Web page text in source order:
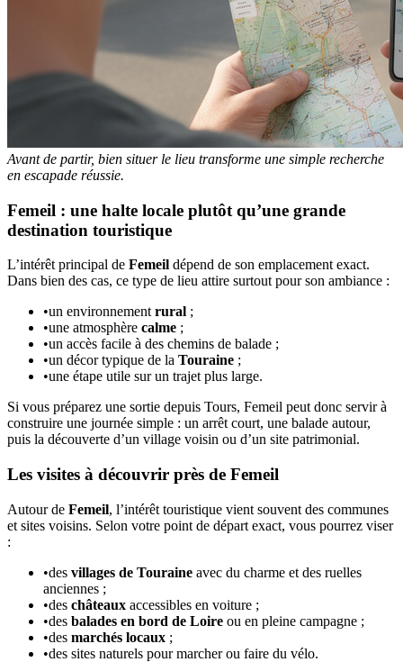
Avant de partir, bien situer le lieu transforme une simple recherche
en escapade réussie.
Femeil : une halte locale plutôt qu’une grande
destination touristique
L’intérêt principal de Femeil dépend de son emplacement exact.
Dans bien des cas, ce type de lieu attire surtout pour son ambiance :
•un environnement rural ;
•une atmosphère calme ;
•un accès facile à des chemins de balade ;
•un décor typique de la Touraine ;
•une étape utile sur un trajet plus large.
Si vous préparez une sortie depuis Tours, Femeil peut donc servir à
construire une journée simple : un arrêt court, une balade autour,
puis la découverte d’un village voisin ou d’un site patrimonial.
Les visites à découvrir près de Femeil
Autour de Femeil, l’intérêt touristique vient souvent des communes
et sites voisins. Selon votre point de départ exact, vous pourrez viser
:
•des villages de Touraine avec du charme et des ruelles
anciennes ;
•des châteaux accessibles en voiture ;
•des balades en bord de Loire ou en pleine campagne ;
•des marchés locaux ;
•des sites naturels pour marcher ou faire du vélo.